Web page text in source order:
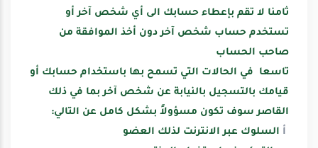
ثامنا لا تقم بإعطاء حسابك الى أي شخص آخر أو
تستخدم حساب شخص آخر دون أخذ الموافقة من
صاحب الحساب
تاسعا
في الحالات التي تسمح بها باستخدام حسابك أو
قيامك بالتسجيل بالنيابة عن شخص آخر بما في ذلك
القاصر سوف تكون مسؤولاً بشكل كامل عن التالي:
أ السلوك عبر الانترنت لذلك العضو